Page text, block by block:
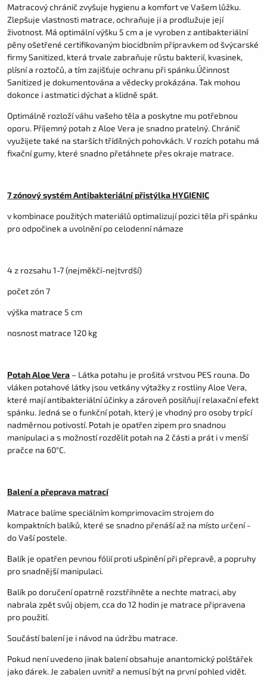
Matracový chránič zvyšuje hygienu a komfort ve Vašem lůžku.
Zlepšuje vlastnosti matrace, ochraňuje ji a prodlužuje její
životnost. Má optimální výšku 5 cm a je vyroben z antibakteriální
pěny ošetřené certifikovaným biocidbním přípravkem od švýcarské
firmy Sanitized, která trvale zabraňuje růstu bakterií, kvasinek,
plísní a roztočů, a tím zajišťuje ochranu při spánku.Účinnost
Sanitized je dokumentována a vědecky prokázána. Tak mohou
dokonce i astmatici dýchat a klidně spát.
Optimálně rozloží váhu vašeho těla a poskytne mu potřebnou
oporu. Příjemný potah z Aloe Vera je snadno pratelný. Chránič
využijete také na starších třídílných pohovkách. V rozích potahu má
fixační gumy, které snadno přetáhnete přes okraje matrace.
7 zónový systém Antibakteriální přistýlka HYGIENIC
v kombinace použitých materiálů optimalizují pozici těla při spánku
pro odpočinek a uvolnění po celodenní námaze
4 z rozsahu 1-7 (nejměkčí-nejtvrdší)
počet zón 7
výška matrace 5 cm
nosnost matrace 120 kg
Potah Aloe Vera – Látka potahu je prošitá vrstvou PES rouna. Do
vláken potahové látky jsou vetkány výtažky z rostliny Aloe Vera,
které mají antibakteriální účinky a zároveň posilňují relaxační efekt
spánku. Jedná se o funkční potah, který je vhodný pro osoby trpící
nadměrnou potivostí. Potah je opatřen zipem pro snadnou
manipulaci a s možností rozdělit potah na 2 části a prát i v menší
pračce na 60°C.
Balení a přeprava matrací
Matrace balíme speciálním komprimovacím strojem do
kompaktních balíků, které se snadno přenáší až na místo určení -
do Vaší postele.
Balík je opatřen pevnou fólií proti ušpinění při přepravě, a popruhy
pro snadnější manipulaci.
Balík po doručení opatrně rozstřihněte a nechte matraci, aby
nabrala zpět svůj objem, cca do 12 hodin je matrace připravena
pro použití.
Součástí balení je i návod na údržbu matrace.
Pokud není uvedeno jinak balení obsahuje anantomický polštářek
jako dárek. Je zabalen uvnitř a nemusí být na první pohled vidět.